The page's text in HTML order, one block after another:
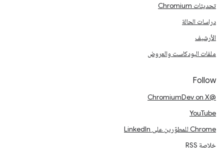
تحديثات Chromium
دراسات الحالة
الأرشيف
ملفات البودكاست والعروض
Follow
@ChromiumDev on X
YouTube
Chrome للمطوّرين على LinkedIn
خلاصة RSS